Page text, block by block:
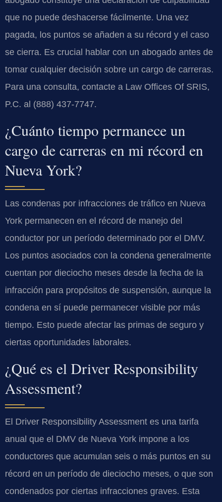
que no puede deshacerse fácilmente. Una vez
pagada, los puntos se añaden a su récord y el caso
se cierra. Es crucial hablar con un abogado antes de
tomar cualquier decisión sobre un cargo de carreras.
Para una consulta, contacte a Law Offices Of SRIS,
P.C. al (888) 437-7747.
¿Cuánto tiempo permanece un
cargo de carreras en mi récord en
Nueva York?
Las condenas por infracciones de tráfico en Nueva
York permanecen en el récord de manejo del
conductor por un período determinado por el DMV.
Los puntos asociados con la condena generalmente
cuentan por dieciocho meses desde la fecha de la
infracción para propósitos de suspensión, aunque la
condena en sí puede permanecer visible por más
tiempo. Esto puede afectar las primas de seguro y
ciertas oportunidades laborales.
¿Qué es el Driver Responsibility
Assessment?
El Driver Responsibility Assessment es una tarifa
anual que el DMV de Nueva York impone a los
conductores que acumulan seis o más puntos en su
récord en un período de dieciocho meses, o que son
condenados por ciertas infracciones graves. Esta